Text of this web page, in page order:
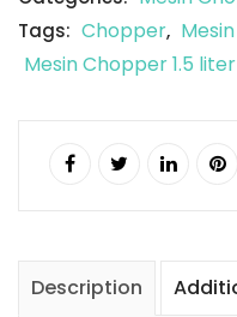
Tags: Chopper,
Mesin Chopper 1.5 liter
Description